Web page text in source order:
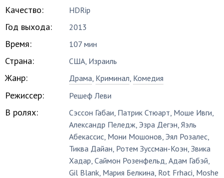
Качество: HDRip
Год выхода: 2013
Время: 107 мин
Страна: США, Израиль
Жанр: Драма, Криминал, Комедия
Режиссер: Решеф Леви
В ролях: Сэссон Габаи, Патрик Стюарт, Моше Ивги,
Александр Пеледж,Эзра Дегэн,Яэль
Абекассис, Мони Мошонов,Эял Розалес,
Тиква Дайан, Ротем Зуссман-Коэн,Звика
Хадар,Саймон Розенфельд,Адам Габэй,
Gil Blank, Мария Белкина, Rot Frhaci, Moshe